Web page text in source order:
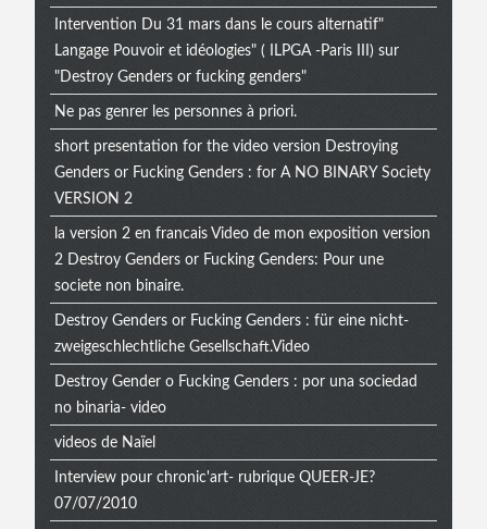
Intervention Du 31 mars dans le cours alternatif"
Langage Pouvoir et idéologies" ( ILPGA -Paris III) sur
"Destroy Genders or fucking genders"
Ne pas genrer les personnes à priori.
short presentation for the video version Destroying
Genders or Fucking Genders : for A NO BINARY Society
VERSION 2
la version 2 en francais Video de mon exposition version
2 Destroy Genders or Fucking Genders: Pour une
societe non binaire.
Destroy Genders or Fucking Genders : für eine nicht-
zweigeschlechtliche Gesellschaft.Video
Destroy Gender o Fucking Genders : por una sociedad
no binaria- video
videos de Naïel
Interview pour chronic'art- rubrique QUEER-JE?
07/07/2010